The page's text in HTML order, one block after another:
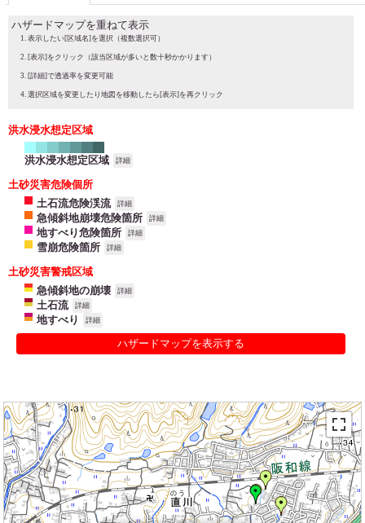
ハザードマップを重ねて表示
表示したい[区域名]を選択（複数選択可）
[表示]をクリック（該当区域が多いと数十秒かかります）
[詳細]で透過率を変更可能
選択区域を変更したり地図を移動したら[表示]を再クリック
洪水浸水想定区域
洪水浸水想定区域 詳細
土砂災害危険個所
土石流危険渓流
詳細
急傾斜地崩壊危険箇所 詳細
地すべり危険箇所 詳細
雪崩危険箇所 詳細
土砂災害警戒区域
急傾斜地の崩壊
詳細
土石流 詳細
地すべり 詳細
ハザードマップを表示する